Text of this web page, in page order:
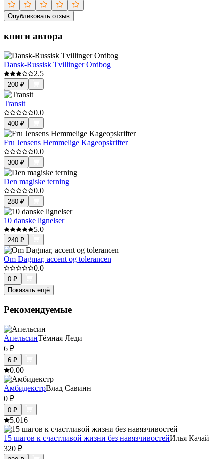
Опубликовать отзыв
книги автора
Dansk-Russisk Tvillinger Ordbog
2.5
200 ₽
Transit
0.0
400 ₽
Fru Jensens Hemmelige Kageopskrifter
0.0
300 ₽
Den magiske terning
0.0
280 ₽
10 danske lignelser
5.0
240 ₽
Om Dagmar, accent og tolerancen
0.0
0 ₽
Показать ещё
Рекомендуемые
АпельсинТёмная Леди
6 ₽
6 ₽
0.00
АмбидекстрВлад Савинн
0 ₽
0 ₽
5.016
15 шагов к счастливой жизни без навязчивостейИлья Качай
320 ₽